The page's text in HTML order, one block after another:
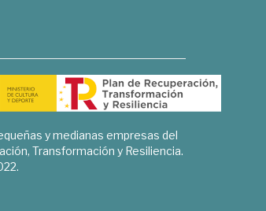
y medianas empresas del
Transformación y Resiliencia.